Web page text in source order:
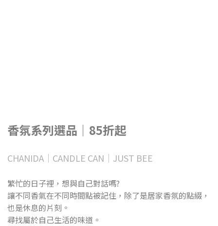
香氛系列選品｜85折起
CHANIDA｜CANDLE CAN｜JUST BEE
繁忙的日子裡，想與自己對話嗎?
讓不同香氣在不同時間點被記住，除了是居家香氛的點綴，
也是休息的片刻。
尋找屬於自己生活的味道。